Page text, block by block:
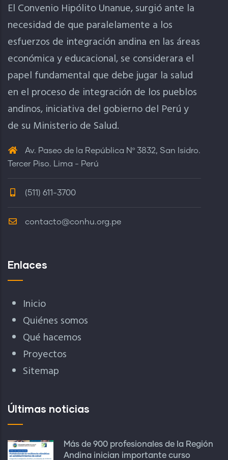
El Convenio Hipólito Unanue, surgió ante la
necesidad de que paralelamente a los
esfuerzos de integración andina en las áreas
económica y educacional, se considerara el
papel fundamental que debe jugar la salud
en el proceso de integración de los pueblos
andinos, iniciativa del gobierno del Perú y
de su Ministerio de Salud.
Av. Paseo de la República Nº 3832, San Isidro.
Tercer Piso. Lima - Perú
(511) 611-3700
contacto@conhu.org.pe
Enlaces
Inicio
Quiénes somos
Qué hacemos
Proyectos
Sitemap
Últimas noticias
Más de 900 profesionales de la Región
Andina inician importante curso